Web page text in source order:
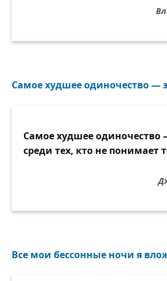
Самое худшее одиночество —
Самое худшее одиночество
среди тех, кто не понимает
Все мои бессонные ночи я